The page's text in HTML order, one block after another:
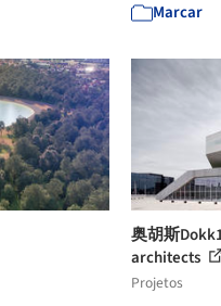
Marcar
奥胡斯
architects
Projetos